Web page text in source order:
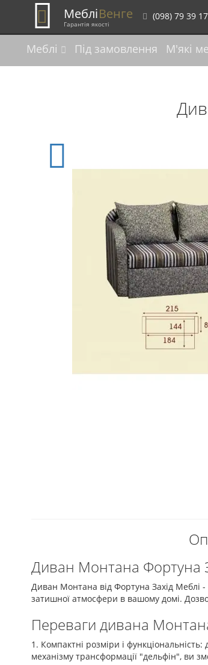
МебліВенге
Гарантія якості
(098) 79 39
Меблі Під замовлення М'які
Диван Монтана Фортуна
Диван Монтана від Фортуна Захід Меблі
затишної атмосфери в вашому домі.
Переваги дивана
1. Компактні розміри і
механізму трансформації "дельфін", ви